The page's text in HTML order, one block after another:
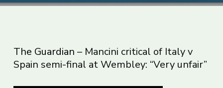
The Guardian – Mancini critical of Italy v
Spain semi-final at Wembley: “Very unfair”